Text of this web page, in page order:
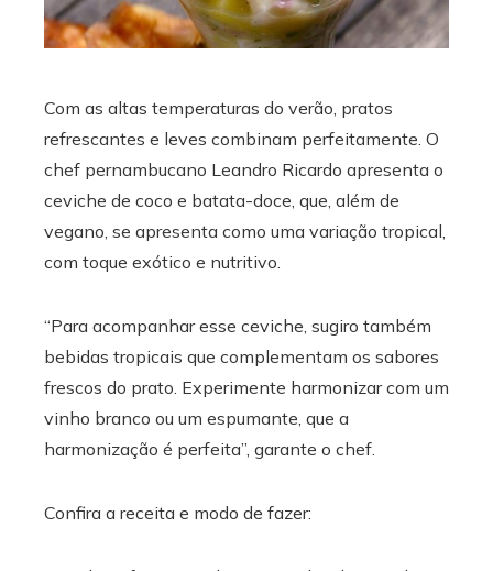
Com as altas temperaturas do verão, pratos
refrescantes e leves combinam perfeitamente. O
chef pernambucano Leandro Ricardo apresenta o
ceviche de coco e batata-doce, que, além de
vegano, se apresenta como uma variação tropical,
com toque exótico e nutritivo.
“Para acompanhar esse ceviche, sugiro também
bebidas tropicais que complementam os sabores
frescos do prato. Experimente harmonizar com um
vinho branco ou um espumante, que a
harmonização é perfeita”, garante o chef.
Confira a receita e modo de fazer: